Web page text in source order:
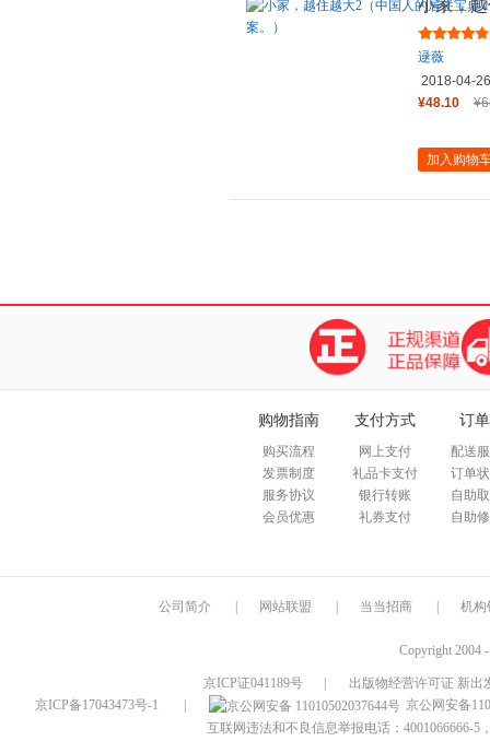
小家，
何才能
逯薇
2018-04-26
¥48.10
加入购物
购物指南
购买流程
发票制度
服务协议
会员优惠
支付方式
网上支付
礼品卡支付
银行转账
礼券支付
订
配送
订单
自助
自助
公司简介 网站联盟 当当招商 机构
Copyright 2004
京ICP证041189号
出版物经营许可证 新出
京ICP备17043473号-1
京公网安备
互联网违法和不良信息举报电话：4001066666-5